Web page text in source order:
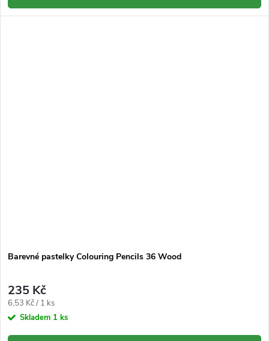
Barevné pastelky Colouring Pencils 36 Wood
235 Kč
Měrná
cena:
6,53 Kč / 1 ks
Skladem 1 ks